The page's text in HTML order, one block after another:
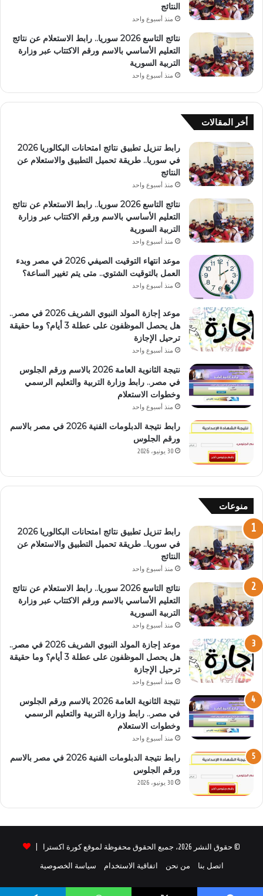
النتائج
منذ أسبوع واحد
نتائج التاسع 2026 سوريا.. رابط الاستعلام عن نتائج
التعليم الأساسي بالاسم ورقم الاكتتاب عبر وزارة
التربية السورية
منذ أسبوع واحد
أخر المقالات
رابط تنزيل تطبيق نتائج امتحانات البكالوريا 2026
في سوريا.. طريقة تحميل التطبيق والاستعلام عن
النتائج
منذ أسبوع واحد
نتائج التاسع 2026 سوريا.. رابط الاستعلام عن نتائج
التعليم الأساسي بالاسم ورقم الاكتتاب عبر وزارة
التربية السورية
منذ أسبوع واحد
موعد انتهاء التوقيت الصيفي 2026 في مصر وبدء
العمل بالتوقيت الشتوي.. متى يتم تغيير الساعة؟
منذ أسبوع واحد
موعد إجازة المولد النبوي الشريف 2026 في مصر..
هل يحصل الموظفون على عطلة 3 أيام؟ وما حقيقة
ترحيل الإجازة
منذ أسبوع واحد
نتيجة الثانوية العامة 2026 بالاسم ورقم الجلوس
في مصر.. رابط وزارة التربية والتعليم الرسمي
وخطوات الاستعلام
منذ أسبوع واحد
رابط نتيجة الدبلومات الفنية 2026 في مصر بالاسم
ورقم الجلوس
30 يونيو، 2026
منوعات
رابط تنزيل تطبيق نتائج امتحانات البكالوريا 2026
في سوريا.. طريقة تحميل التطبيق والاستعلام عن
النتائج
منذ أسبوع واحد
نتائج التاسع 2026 سوريا.. رابط الاستعلام عن نتائج
التعليم الأساسي بالاسم ورقم الاكتتاب عبر وزارة
التربية السورية
منذ أسبوع واحد
موعد إجازة المولد النبوي الشريف 2026 في مصر..
هل يحصل الموظفون على عطلة 3 أيام؟ وما حقيقة
ترحيل الإجازة
منذ أسبوع واحد
نتيجة الثانوية العامة 2026 بالاسم ورقم الجلوس
في مصر.. رابط وزارة التربية والتعليم الرسمي
وخطوات الاستعلام
منذ أسبوع واحد
رابط نتيجة الدبلومات الفنية 2026 في مصر بالاسم
ورقم الجلوس
30 يونيو، 2026
© حقوق النشر 2026، جميع الحقوق محفوظة لموقع كورة اكسترا |
اتصل بنا من نحن اتفاقية الاستخدام سياسة الخصوصية